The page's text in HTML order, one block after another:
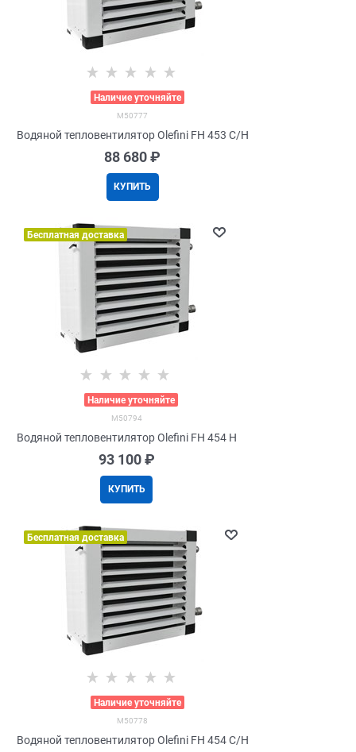
Наличие уточняйте
M50777
Водяной тепловентилятор Olefini FH 453 C/H
88 680 ₽
КУПИТЬ
Бесплатная доставка
Наличие уточняйте
M50794
Водяной тепловентилятор Olefini FH 454 H
93 100 ₽
КУПИТЬ
Бесплатная доставка
Наличие уточняйте
M50778
Водяной тепловентилятор Olefini FH 454 C/H